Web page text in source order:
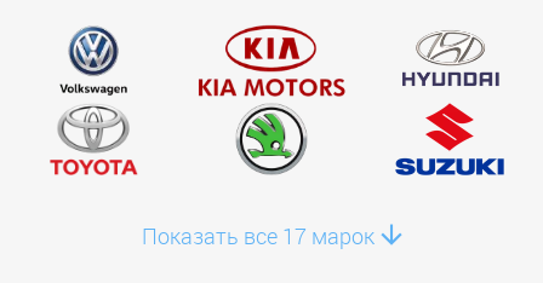
Показать все 17 марок